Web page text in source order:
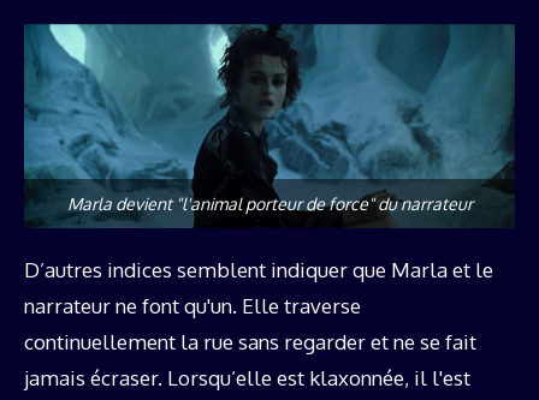
Marla devient "l'animal porteur de force" du narrateur
D’autres indices semblent indiquer que Marla et le
narrateur ne font qu'un. Elle traverse
continuellement la rue sans regarder et ne se fait
jamais écraser. Lorsqu’elle est klaxonnée, il l'est